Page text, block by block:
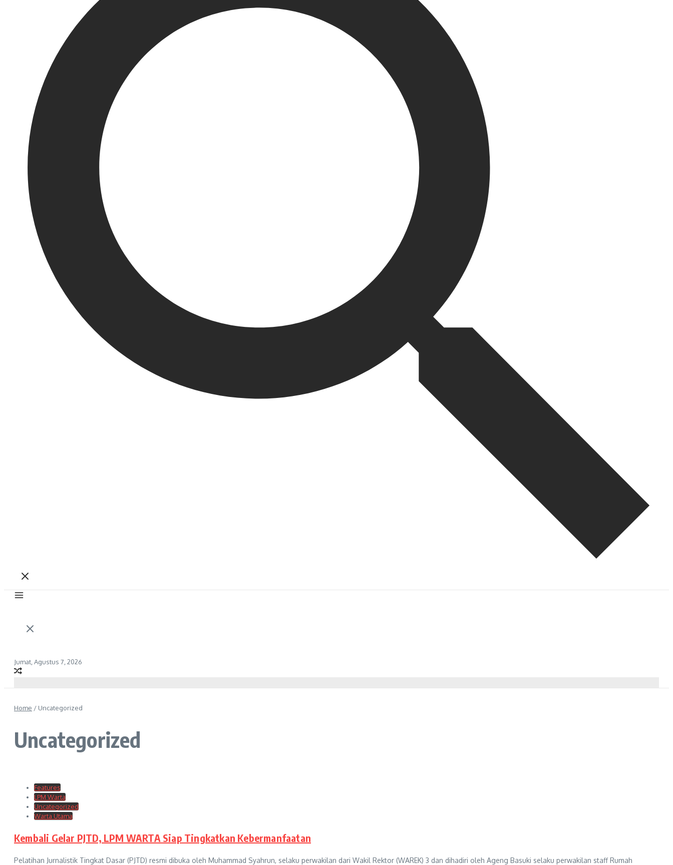
Jumat, Agustus 7, 2026
Home / Uncategorized
Uncategorized
Features
LPM Warta
Uncategorized
Warta Utama
Kembali Gelar PJTD, LPM WARTA Siap Tingkatkan Kebermanfaatan
Pelatihan Jurnalistik Tingkat Dasar (PJTD) resmi dibuka oleh Muhammad Syahrun, selaku perwakilan dari Wakil Rektor (WAREK) 3 dan dihadiri oleh Ageng Basuki selaku perwakilan staff Rumah